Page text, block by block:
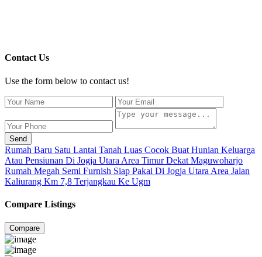
Contact Us
Use the form below to contact us!
Send
Rumah Baru Satu Lantai Tanah Luas Cocok Buat Hunian Keluarga
Atau Pensiunan Di Jogja Utara Area Timur Dekat Maguwoharjo
Rumah Megah Semi Furnish Siap Pakai Di Jogja Utara Area Jalan
Kaliurang Km 7,8 Terjangkau Ke Ugm
Compare Listings
Compare